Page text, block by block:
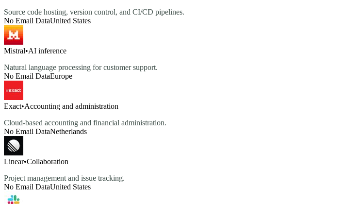
Source code hosting, version control, and CI/CD pipelines.
No Email DataUnited States
Mistral•AI inference
Natural language processing for customer support.
No Email DataEurope
Exact•Accounting and administration
Cloud-based accounting and financial administration.
No Email DataNetherlands
Linear•Collaboration
Project management and issue tracking.
No Email DataUnited States